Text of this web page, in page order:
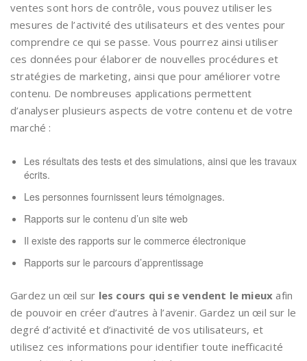
ventes sont hors de contrôle, vous pouvez utiliser les
mesures de l’activité des utilisateurs et des ventes pour
comprendre ce qui se passe. Vous pourrez ainsi utiliser
ces données pour élaborer de nouvelles procédures et
stratégies de marketing, ainsi que pour améliorer votre
contenu. De nombreuses applications permettent
d’analyser plusieurs aspects de votre contenu et de votre
marché :
Les résultats des tests et des simulations, ainsi que les travaux
écrits.
Les personnes fournissent leurs témoignages.
Rapports sur le contenu d’un site web
Il existe des rapports sur le commerce électronique
Rapports sur le parcours d’apprentissage
Gardez un œil sur les cours qui se vendent le mieux afin
de pouvoir en créer d’autres à l’avenir. Gardez un œil sur le
degré d’activité et d’inactivité de vos utilisateurs, et
utilisez ces informations pour identifier toute inefficacité